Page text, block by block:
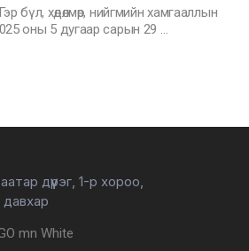
бүл, хөдөлмөр, нийгмийн хамгааллын
оны 5 дугаар сарын 29 …
дүүрэг, 1-р хороо,